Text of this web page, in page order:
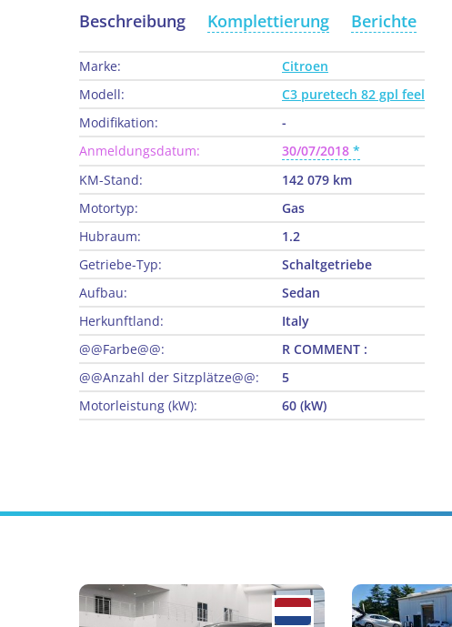
Beschreibung Komplettierung Berichte
Marke:
Citroen
Modell:
C3 puretech 82 gpl feel
Modifikation:
-
Anmeldungsdatum:
30/07/2018
KM-Stand:
142 079 km
Motortyp:
Gas
Hubraum:
1.2
Getriebe-Typ:
Schaltgetriebe
Aufbau:
Sedan
Herkunftland:
Italy
@@Farbe@@:
R COMMENT :
@@Anzahl der Sitzplätze@@:
5
Motorleistung (kW):
60 (kW)